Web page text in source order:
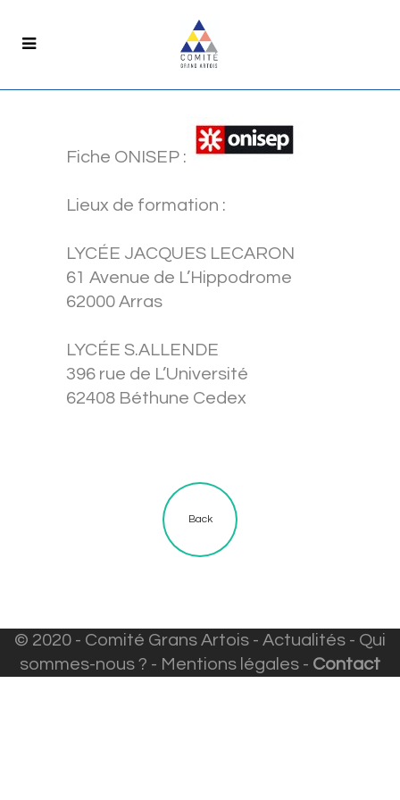
Fiche ONISEP :
Lieux de formation :
LYCÉE JACQUES LECARON
61 Avenue de L’Hippodrome
62000 Arras
LYCÉE S.ALLENDE
396 rue de L’Université
62408 Béthune Cedex
Back
© 2020 - Comité Grans Artois - Actualités - Qui
sommes-nous ? - Mentions légales - Contact